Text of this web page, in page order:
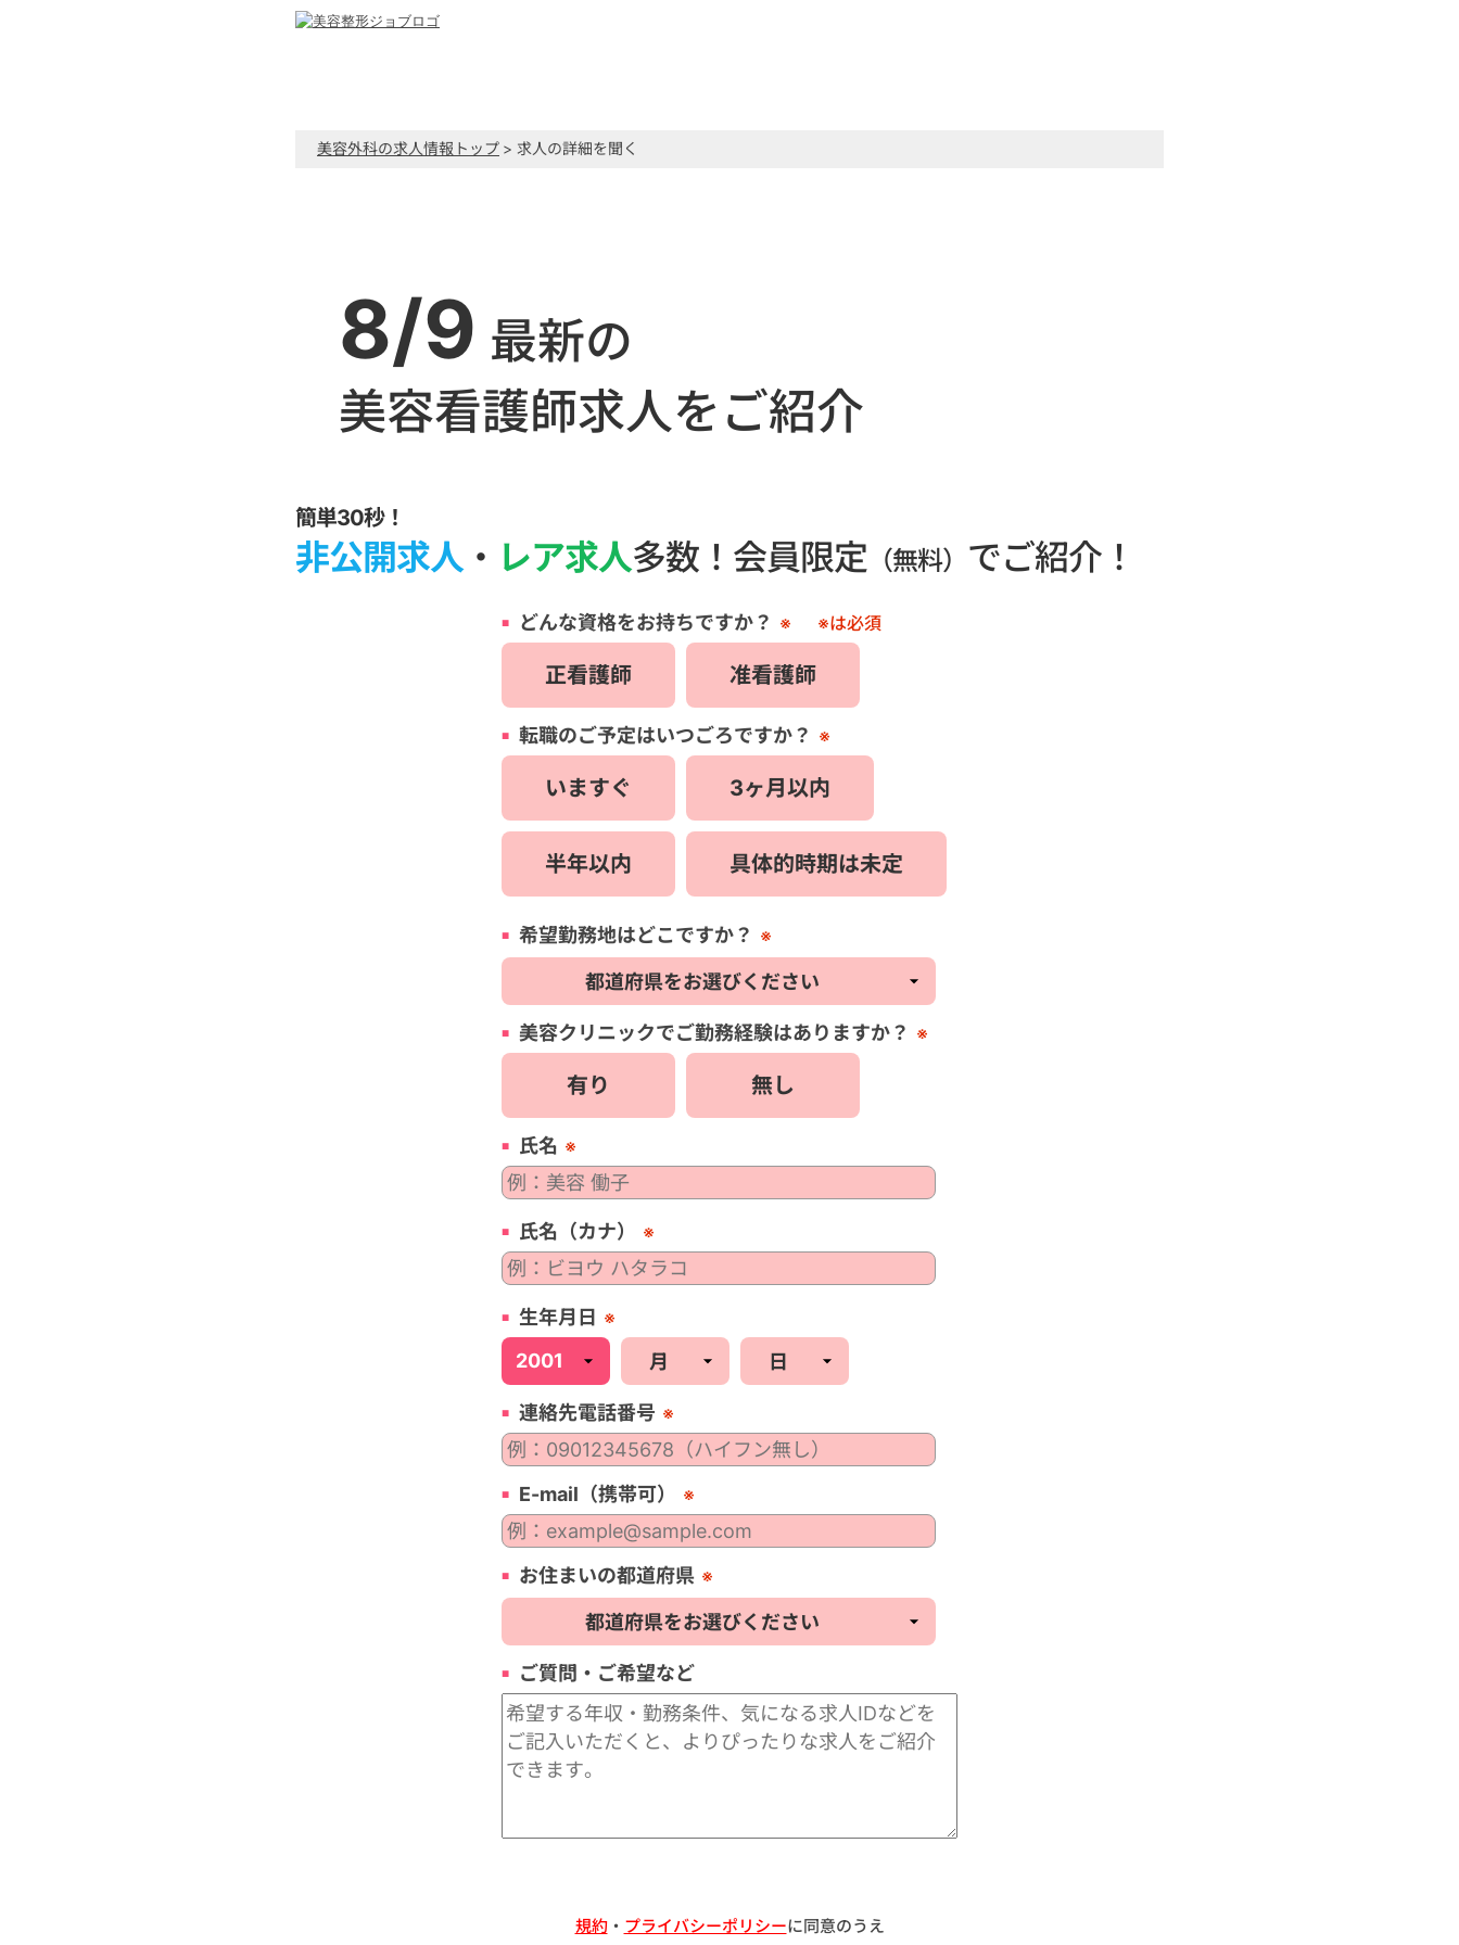
美容外科の求人情報トップ > 求人の詳細を聞く
8/9 最新の
美容看護師求人をご紹介
簡単30秒！
非公開求人・ レア求人多数！会員限定 （無料） でご紹介！
どんな資格をお持ちですか？ ※ ※は必須
正看護師 准看護師
転職のご予定はいつごろですか？ ※
いますぐ 3ヶ月以内
半年以内 具体的時期は未定
希望勤務地はどこですか？ ※
美容クリニックでご勤務経験はありますか？ ※
有り 無し
氏名 ※
氏名（カナ） ※
生年月日 ※
連絡先電話番号 ※
E-mail（携帯可） ※
お住まいの都道府県 ※
ご質問・ご希望など
規約・ プライバシーポリシーに同意のうえ